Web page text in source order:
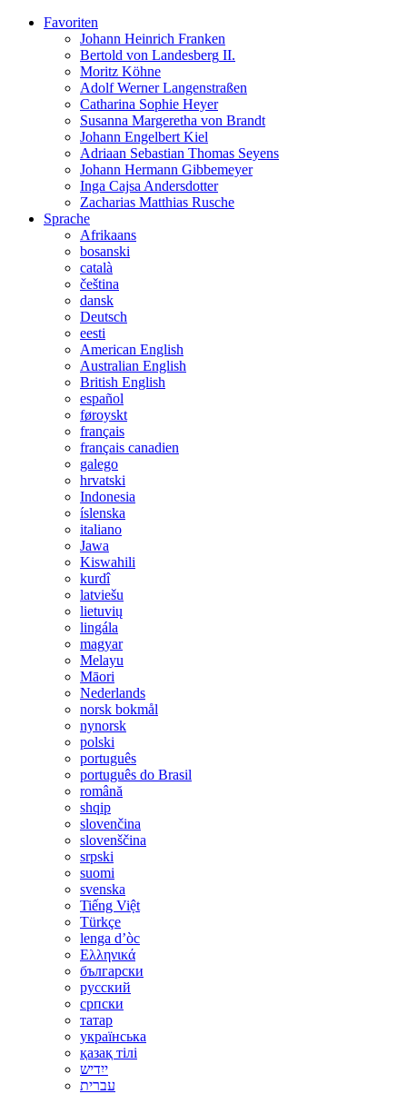
Favoriten
Johann Heinrich Franken
Bertold von Landesberg II.
Moritz Köhne
Adolf WernerLangenstraßen
Catharina Sophie Heyer
Susanna Margeretha von Brandt
Johann Engelbert Kiel
Adriaan Sebastian Thomas Seyens
Johann Hermann Gibbemeyer
Inga Cajsa Andersdotter
Zacharias Matthias Rusche
Sprache
Afrikaans
bosanski
català
čeština
dansk
Deutsch
eesti
American English
Australian English
British English
español
føroyskt
français
français canadien
galego
hrvatski
Indonesia
íslenska
italiano
Jawa
Kiswahili
kurdî
latviešu
lietuvių
lingála
magyar
Melayu
Māori
Nederlands
norsk bokmål
nynorsk
polski
português
português do Brasil
română
shqip
slovenčina
slovenščina
srpski
suomi
svenska
Tiếng Việt
Türkçe
lenga d’òc
Ελληνικά
български
русский
српски
татар
українська
қазақ тілі
ייִדיש
עברית